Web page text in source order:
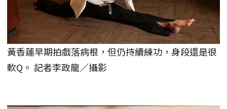
黃香蓮早期拍戲落病根，但仍持續練功，身段還是很
軟Q。 記者李政龍／攝影